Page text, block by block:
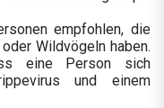
empfohlen, die
Wildvögeln haben.
eine Person sich
und einem